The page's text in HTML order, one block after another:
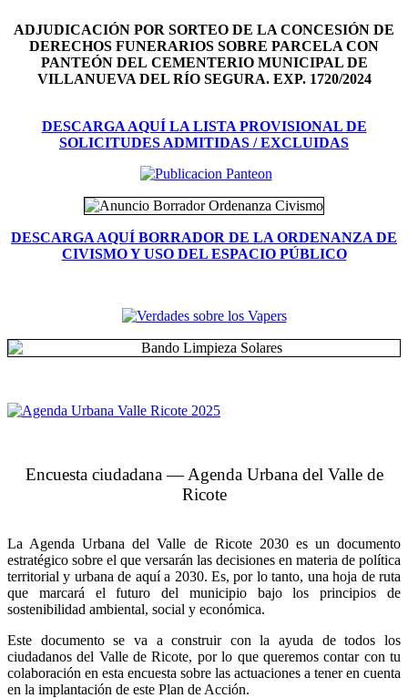
ADJUDICACIÓN POR SORTEO DE LA CONCESIÓN DE
DERECHOS FUNERARIOS SOBRE PARCELA CON
PANTEÓN DEL CEMENTERIO MUNICIPAL DE
VILLANUEVA DEL RÍO SEGURA. EXP. 1720/2024
DESCARGA AQUÍ LA LISTA PROVISIONAL DE
SOLICITUDES ADMITIDAS / EXCLUIDAS
DESCARGA AQUÍ BORRADOR DE LA ORDENANZA DE
CIVISMO Y USO DEL ESPACIO PÚBLICO
Encuesta ciudadana — Agenda Urbana del Valle de
Ricote
La Agenda Urbana del Valle de Ricote 2030 es un documento
estratégico sobre el que versarán las decisiones en materia de política
territorial y urbana de aquí a 2030. Es, por lo tanto, una hoja de ruta
que marcará el futuro del municipio bajo los principios de
sostenibilidad ambiental, social y económica.
Este documento se va a construir con la ayuda de todos los
ciudadanos del Valle de Ricote, por lo que queremos contar con tu
colaboración en esta encuesta sobre las actuaciones a tener en cuenta
en la implantación de este Plan de Acción.